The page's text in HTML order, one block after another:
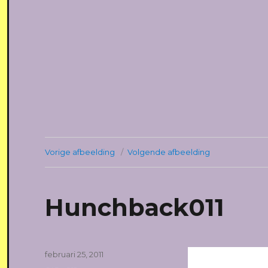
Vorige afbeelding Volgende afbeelding
Hunchback011
Geplaatst
februari 25, 2011